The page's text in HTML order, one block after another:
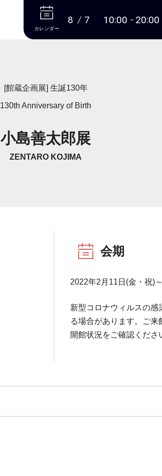
本文へ
カレンダー
8 7 10:00 20:00
[館蔵企画展] 生誕130年
130th Anniversary of Birth
小島善太郎展
ZENTARO KOJIMA
会期
2022年2月11日(金・祝)
新型コロナウィルスの感
る場合があります。ご来
開館状況をご確認くださ